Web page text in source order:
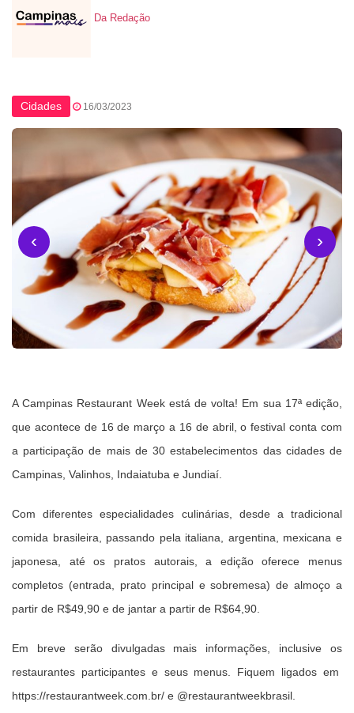
Da Redação
Cidades 16/03/2023
‹ ›
A Campinas Restaurant Week está de volta! Em sua 17ª edição,
que acontece de 16 de março a 16 de abril, o festival conta com
a participação de mais de 30 estabelecimentos das cidades de
Campinas, Valinhos, Indaiatuba e Jundiaí.
Com diferentes especialidades culinárias, desde a tradicional
comida brasileira, passando pela italiana, argentina, mexicana e
japonesa, até os pratos autorais, a edição oferece menus
completos (entrada, prato principal e sobremesa) de almoço a
partir de R$49,90 e de jantar a partir de R$64,90.
Em breve serão divulgadas mais informações, inclusive os
restaurantes participantes e seus menus. Fiquem ligados em
https://restaurantweek.com.br/ e @restaurantweekbrasil.